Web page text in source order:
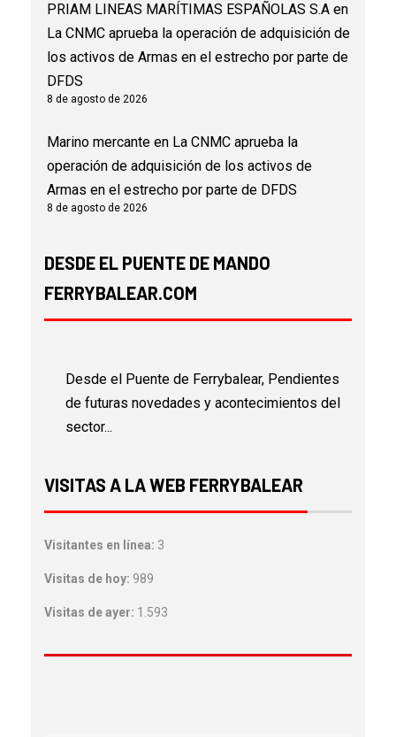
PRIAM LINEAS MARÍTIMAS ESPAÑOLAS S.A en
La CNMC aprueba la operación de adquisición de
los activos de Armas en el estrecho por parte de
DFDS
8 de agosto de 2026
Marino mercante en La CNMC aprueba la
operación de adquisición de los activos de
Armas en el estrecho por parte de DFDS
8 de agosto de 2026
DESDE EL PUENTE DE MANDO
FERRYBALEAR.COM
Desde el Puente de Ferrybalear, Pendientes
de futuras novedades y acontecimientos del
sector...
VISITAS A LA WEB FERRYBALEAR
Visitantes en línea: 3
Visitas de hoy: 989
Visitas de ayer: 1.593